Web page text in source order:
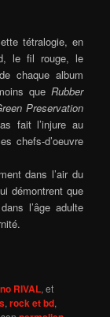
tétralogie, en
le fil rouge, le
chaque album
que Rubber
Preservation
fait l’injure au
chefs-d’oeuvre
dans l’air du
démontrent que
l’âge adulte
RIVAL, et
,rock et bd,